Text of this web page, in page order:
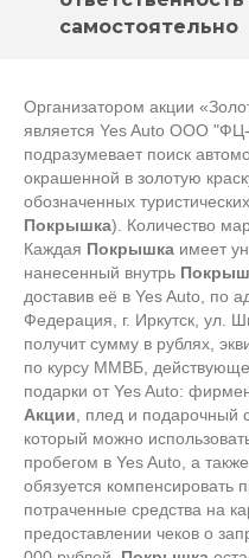
самостоятельно
Организатором акции
является Yes Auto ООО "ФЦ-
подразумевает поиск
окрашенной в золотую
обозначенных
Покрышка). Количество
Каждая Покрышка имеет
нанесенный внутрь
доставив её в Yes Auto, по
Федерация, г. Иркутск, ул.
получит сумму в рублях,
по курсу ММВБ,
подарки от Yes Auto:
Акции , плед и подарочный
который можно
пробегом в Yes Auto, а
обязуется компенсировать
потраченные средства на
предоставлении чеков о